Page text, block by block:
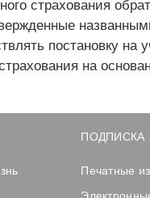
страхования
постановку на
на
ПОДПИСКА
Печатные